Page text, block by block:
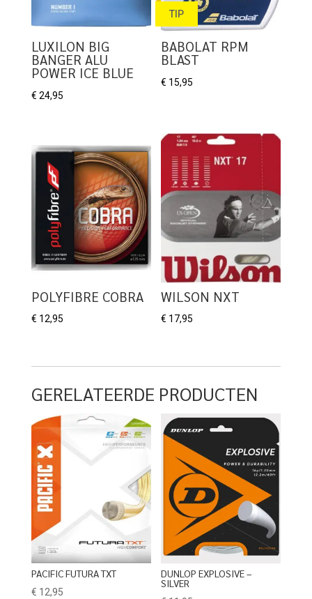
LUXILON BIG
BANGER ALU
POWER ICE BLUE
€ 24,95
TIP
BABOLAT RPM
BLAST
€ 15,95
POLYFIBRE COBRA
€ 12,95
WILSON NXT
€ 17,95
GERELATEERDE PRODUCTEN
PACIFIC FUTURA TXT
€ 12,95
DUNLOP EXPLOSIVE –
SILVER